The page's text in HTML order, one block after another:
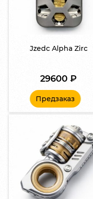
Jzedc Alpha Zirc
29600₽
Предзаказ